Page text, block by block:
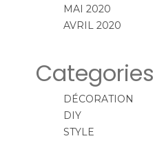
MAI 2020
AVRIL 2020
Categories
DÉCORATION
DIY
STYLE